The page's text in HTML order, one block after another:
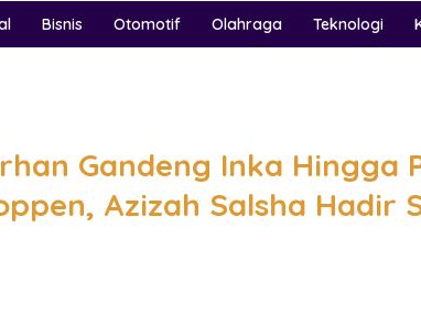
Bisnis Otomotif Olahraga Teknologi
Gandeng Inka Hingga
Azizah Salsha Hadir